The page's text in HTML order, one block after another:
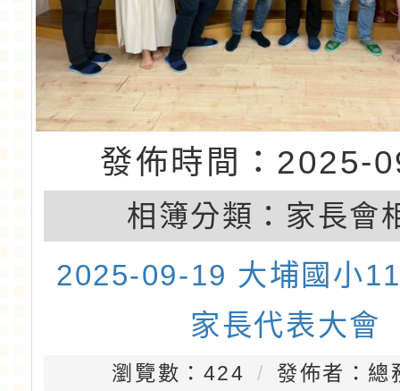
發佈時間：2025-
相簿分類： 家長會
2025-09-19 大埔國小
家長代表大會
瀏覽數：424 發佈者：總